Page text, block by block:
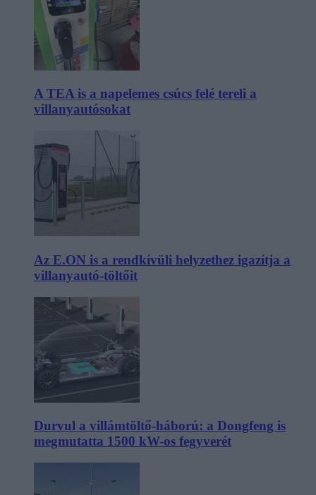
A TEA is a napelemes csúcs felé tereli a
villanyautósokat
Az E.ON is a rendkívüli helyzethez igazítja a
villanyautó-töltőit
Durvul a villámtöltő-háború: a Dongfeng is
megmutatta 1500 kW-os fegyverét